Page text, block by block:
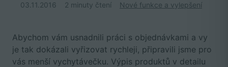
03.11.2016 2 minuty čtení Nové funkce a vylepšení
Abychom vám usnadnili práci s objednávkami a vy
je tak dokázali vyřizovat rychleji, připravili jsme pro
vás menší vychytávečku. Výpis produktů v detailu